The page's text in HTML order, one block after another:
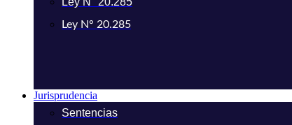
Ley N° 20.285
Jurisprudencia
Sentencias